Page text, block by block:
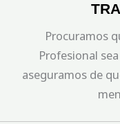
Procuramos
Profesional
aseguramos de